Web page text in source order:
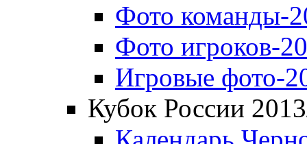
Фото команды-
Фото игроков-
Игровые фото-
Кубок России